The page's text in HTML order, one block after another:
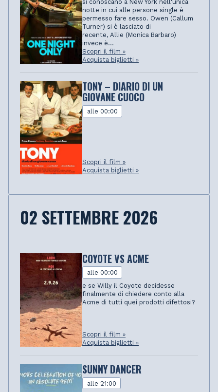
si conoscano a New York nell'unica
notte in cui alle persone single è
permesso fare sesso. Owen (Callum
Turner) si è lasciato di
recente, Allie (Monica Barbaro)
invece è...
Scopri il film »
Acquista biglietti »
TONY – DIARIO DI UN
GIOVANE CUOCO
alle 00:00
Scopri il film »
Acquista biglietti »
02 SETTEMBRE 2026
COYOTE VS ACME
alle 00:00
e se Willy il Coyote decidesse
finalmente di chiedere conto alla
Acme di tutti quei prodotti difettosi?
Scopri il film »
Acquista biglietti »
SUNNY DANCER
alle 21:00